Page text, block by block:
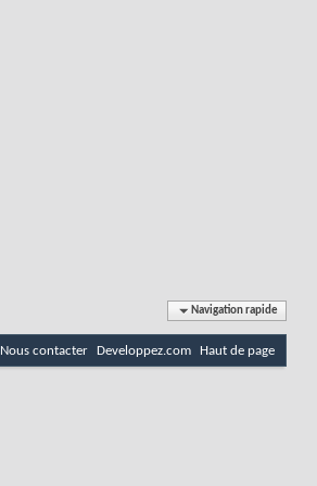
Navigation rapide
Nous contacter Developpez.com Haut de page